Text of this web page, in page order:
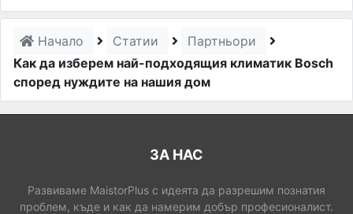
Начало Статии
Партньори
Как да изберем най-подходящия климатик Bosch
според нуждите на нашия дом
ЗА НАС
Развиваме MaistorPlus с идеята да разрешим познатия
проблем, къде и как да намерим добър професионалист.